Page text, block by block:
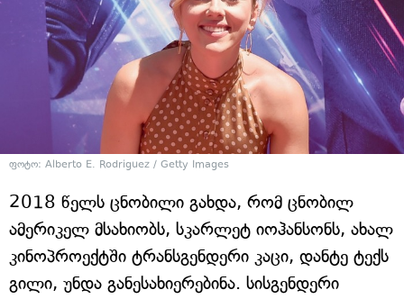
ფოტო: Alberto E. Rodriguez / Getty Images
2018 წელს ცნობილი გახდა, რომ ცნობილ
ამერიკელ მსახიობს, სკარლეტ იოჰანსონს, ახალ
კინოპროექტში ტრანსგენდერი კაცი, დანტე ტექს
გილი, უნდა განესახიერებინა. სისგენდერი